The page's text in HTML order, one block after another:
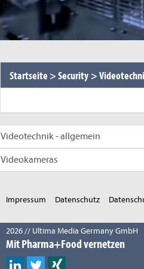
Startseite >Security >
Videotechnik - allgemein
Videokameras
Impressum Datenschutz
2026 // Ultima Media Germany GmbH
Mit Pharma+Food vernetzen